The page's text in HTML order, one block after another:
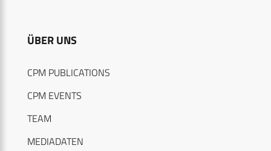
ÜBER UNS
CPM PUBLICATIONS
CPM EVENTS
TEAM
MEDIADATEN